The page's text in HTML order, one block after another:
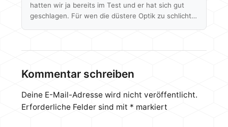
hatten wir ja bereits im Test und er hat sich gut
geschlagen. Für wen die düstere Optik zu schlicht
erhältlich. "19.05.2015, Taipei, Taiwan – Vor der
offiziellen Eröffnung der Computerfachmesse
Computex, stellt der Cooling-Innovator CRYORIG
Kommentar schreiben
Deine E-Mail-Adresse wird nicht veröffentlicht.
Erforderliche Felder sind mit * markiert